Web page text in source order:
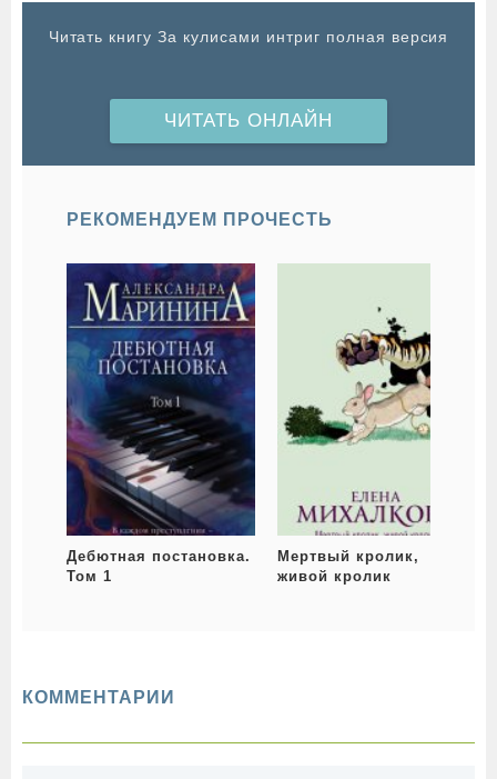
Читать книгу За кулисами интриг полная версия
ЧИТАТЬ ОНЛАЙН
РЕКОМЕНДУЕМ ПРОЧЕСТЬ
Дебютная постановка.
Том 1
Мертвый кролик,
живой кролик
КОММЕНТАРИИ